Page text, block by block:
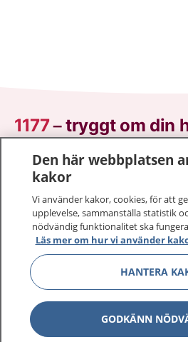
1177–tryggt om din
På 1177.se får du råd om hälsa
sjukdomar och vilka
Logga in för att läsa din journal
vårdärenden. Ring
sjukvårdsrådgivning dygnet runt.
1177 ger dig råd när du vill må
Den här webbplatsen
kakor
Vi använder kakor, cookies, för att
upplevelse, sammanställa statistik
nödvändig funktionalitet ska
Läs mer om hur vi använder
HANTERA
GODKÄNN